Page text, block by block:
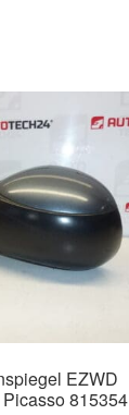
EZWD
815354